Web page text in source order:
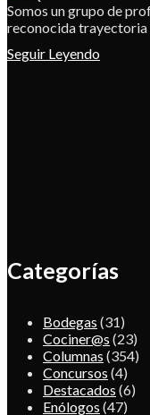
Somos un grupo de
reconocida trayectoria
Seguir Leyendo
Categorías
Bodegas (31)
Cociner@s (23)
Columnas (354)
Concursos (4)
Destacados (6)
Enólogos (47)